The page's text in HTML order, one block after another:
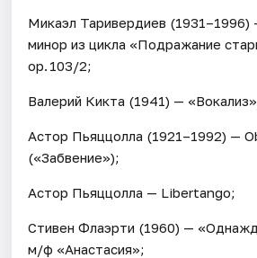
Микаэл Таривердиев
минор из цикла «Подражание
op. 103/2;
Валерий Кикта (1941) —
Астор Пьяццолла (1921–1992) —
(«Забвение»);
Астор Пьяццолла — Libertango;
Стивен Флаэрти (1960) —
м/ф «Анастасия»;